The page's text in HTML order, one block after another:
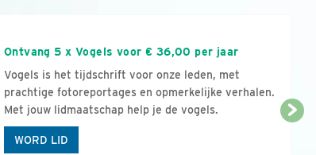
Ontvang 5 x Vogels voor € 36,00 per jaar
Vogels is het tijdschrift voor onze leden, met
prachtige fotoreportages en opmerkelijke verhalen.
Met jouw lidmaatschap help je de vogels.
WORD LID